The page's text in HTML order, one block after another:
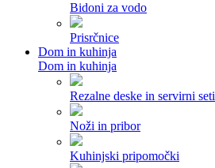
Bidoni za vodo
Prisrčnice
Dom in kuhinja
Dom in kuhinja
Rezalne deske in servirni seti
Noži in pribor
Kuhinjski pripomočki